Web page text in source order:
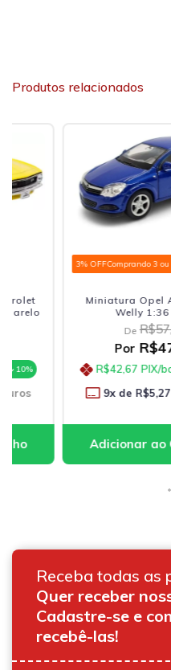
Produtos relacionados
Comprando 3 ou mais
Miniatura Opel Astra
Welly 1:36 Azul
R$57,90
R$47,41
R$42,67 PIX/boleto
R$5,27sem
Receba todas as
Quer receber
Cadastre-se e
recebê-las!